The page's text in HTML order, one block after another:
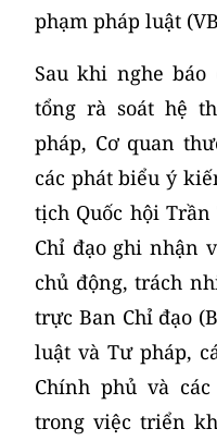
phạm pháp luật
Sau khi nghe
tổng rà soát hệ
pháp, Cơ quan
các phát biểu ý
tịch Quốc hội
Chỉ đạo ghi nhận
chủ động, trách
trực Ban Chỉ đạo
luật và Tư pháp,
Chính phủ và
trong việc triển